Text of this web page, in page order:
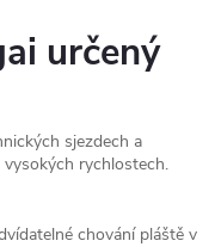
určený
sjezdech a
rychlostech.
chování pláště v